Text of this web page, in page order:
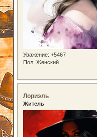
Уважение: +5467
Пол: Женский
Лориэль
Житель